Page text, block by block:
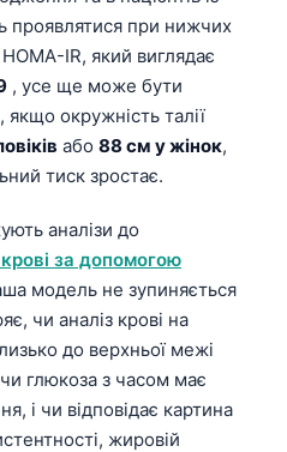
при нижчих
IR, який виглядає
, усе ще може бути
окружність талії
або 88 см у жінок,
тиск зростає.
аналізи до
крові за допомогою
модель не зупиняється
чи аналіз крові на
до верхньої межі
глюкоза з часом має
і чи відповідає картина
жировій